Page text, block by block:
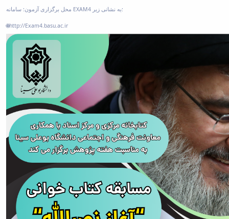
محل برگزاری آزمون: سامانه EXAM4 به نشانی زیر:
🌐http://Exam4.basu.ac.ir